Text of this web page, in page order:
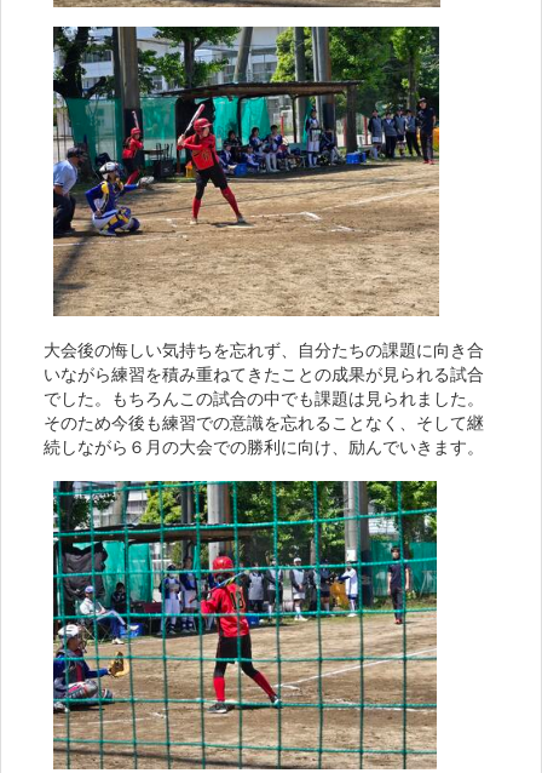
大会後の悔しい気持ちを忘れず、自分たちの課題に向き合
いながら練習を積み重ねてきたことの成果が見られる試合
でした。もちろんこの試合の中でも課題は見られました。
そのため今後も練習での意識を忘れることなく、そして継
続しながら６月の大会での勝利に向け、励んでいきます。